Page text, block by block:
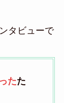
タビューで
たた